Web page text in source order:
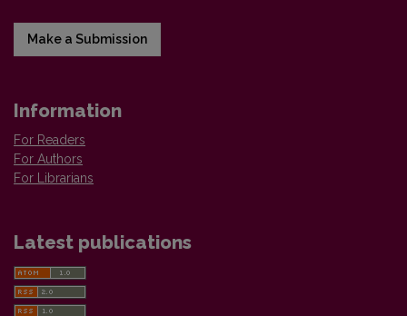
Make a Submission
Information
For Readers
For Authors
For Librarians
Latest publications